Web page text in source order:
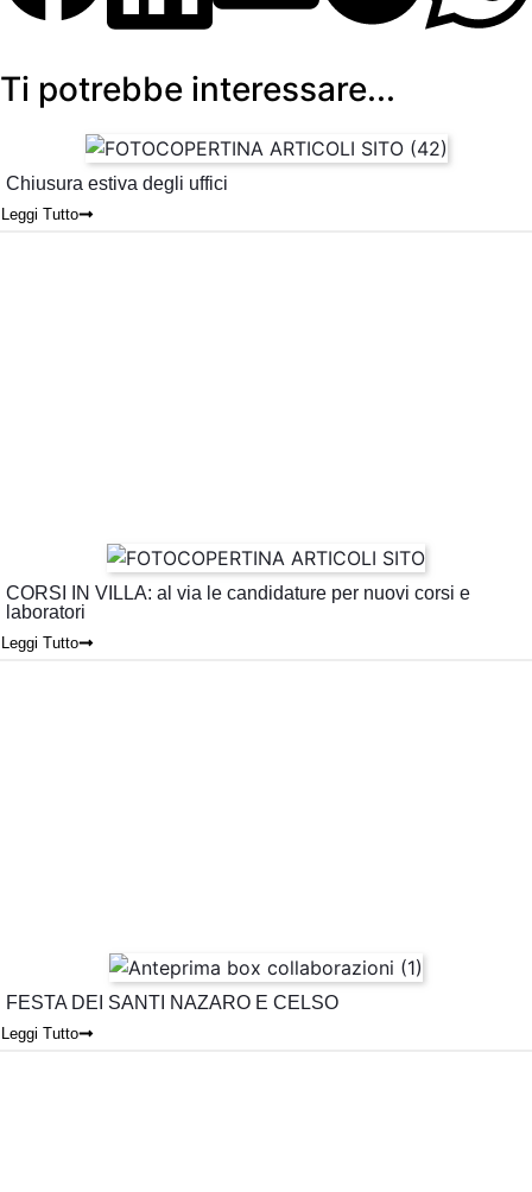
Ti potrebbe interessare...
Chiusura estiva degli uffici
Leggi Tutto
CORSI IN VILLA: al via le candidature per nuovi corsi e
laboratori
Leggi Tutto
FESTA DEI SANTI NAZARO E CELSO
Leggi Tutto